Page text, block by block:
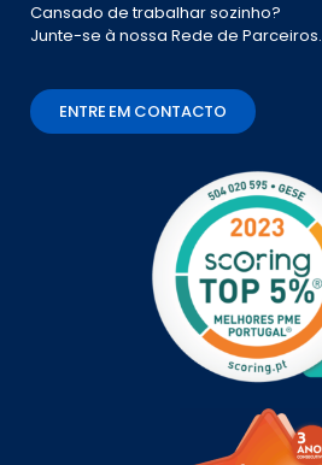
Cansado de trabalhar sozinho?
Junte-se à nossa Rede de Parceiros.
ENTRE EM CONTACTO